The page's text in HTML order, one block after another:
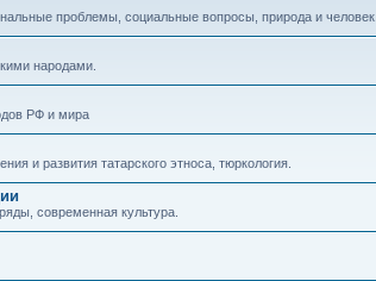
проблемы, социальные вопросы, природа и человек.
народами.
РФ и мира
и развития татарского этноса, тюркология.
современная культура.